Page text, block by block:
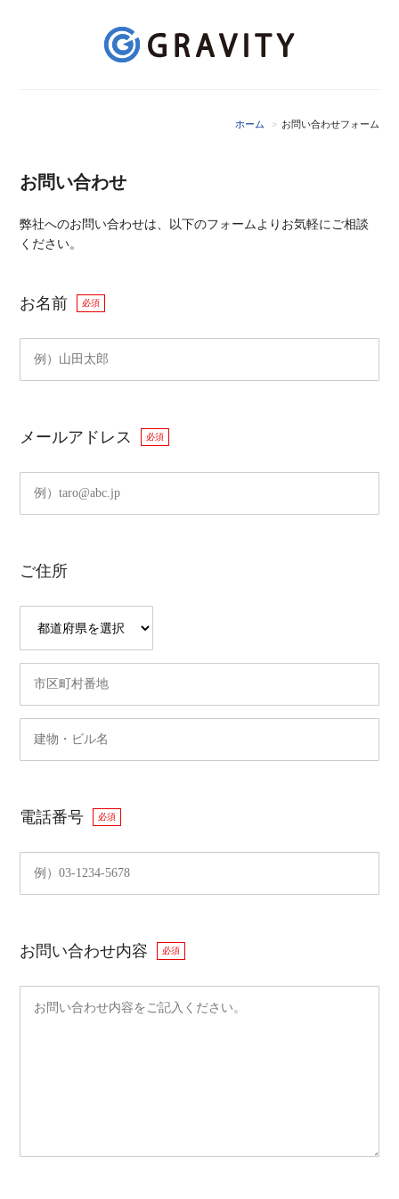
ホーム お問い合わせフォーム
お問い合わせ
弊社へのお問い合わせは、以下のフォームよりお気軽にご相談
ください。
お名前 必須
メールアドレス 必須
ご住所
電話番号 必須
お問い合わせ内容 必須